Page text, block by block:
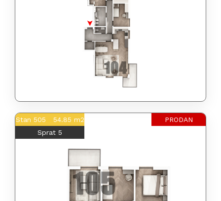
Stan 505 54.85 m2
Sprat 5
PRODAN